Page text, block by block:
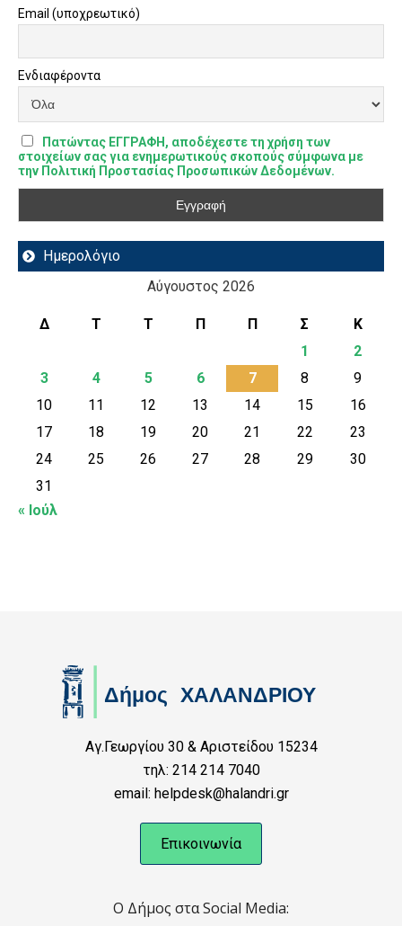
Email (υποχρεωτικό)
Ενδιαφέροντα
Πατώντας ΕΓΓΡΑΦΗ, αποδέχεστε τη χρήση των
στοιχείων σας για ενημερωτικούς σκοπούς σύμφωνα με
την Πολιτική Προστασίας Προσωπικών Δεδομένων.
Ημερολόγιο
Αύγουστος 2026
Δ Τ Τ Π Π Σ
Κ
1
2
3
4 5 6 7 8
9
10
11 12 13 14 15
16
17
18 19 20 21 22
23
24
25 26 27 28 29
30
31
« Ιούλ
Αγ.Γεωργίου 30 & Αριστείδου 15234
τηλ: 214 214 7040
email: helpdesk@halandri.gr
Επικοινωνία
Ο Δήμος στα Social Media: